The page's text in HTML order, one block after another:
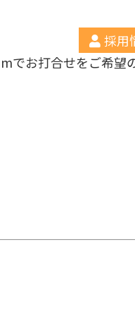
採用
でお打合せをご希望